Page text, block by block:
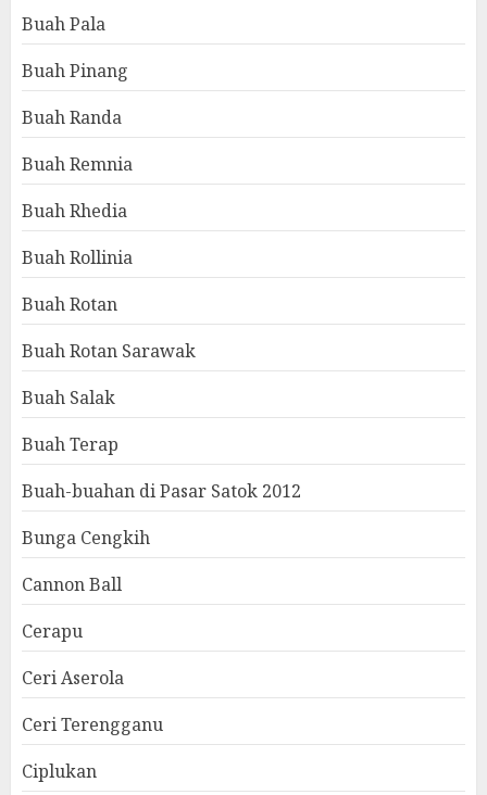
Buah Pala
Buah Pinang
Buah Randa
Buah Remnia
Buah Rhedia
Buah Rollinia
Buah Rotan
Buah Rotan Sarawak
Buah Salak
Buah Terap
Buah-buahan di Pasar Satok 2012
Bunga Cengkih
Cannon Ball
Cerapu
Ceri Aserola
Ceri Terengganu
Ciplukan